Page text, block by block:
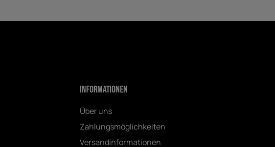
Informationen
Über uns
Zahlungsmöglichkeiten
Versandinformationen